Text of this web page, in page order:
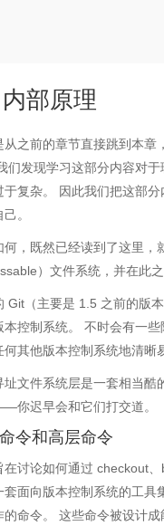
部原理
从之前的章节直接跳到本
们发现学习这部分内容对
于复杂。 因此我们把这部
。
何，既然已经读到了这里，
）文件系统，并在此
Git（主要是 1.5 之前的版
本控制系统。 不时会有一
何其他版本控制系统地清晰
址文件系统层是一套相当
你迟早会和它们打交道。
令和高层命令
在讨论如何通过 checkout
套面向版本控制系统的工具
的命令。 这些命令被设计